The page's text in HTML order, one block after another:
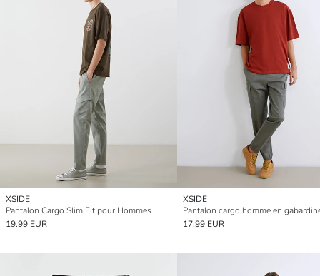
XSIDE
Pantalon Cargo Slim Fit pour Hommes
19.99 EUR
XSIDE
17.99 EUR